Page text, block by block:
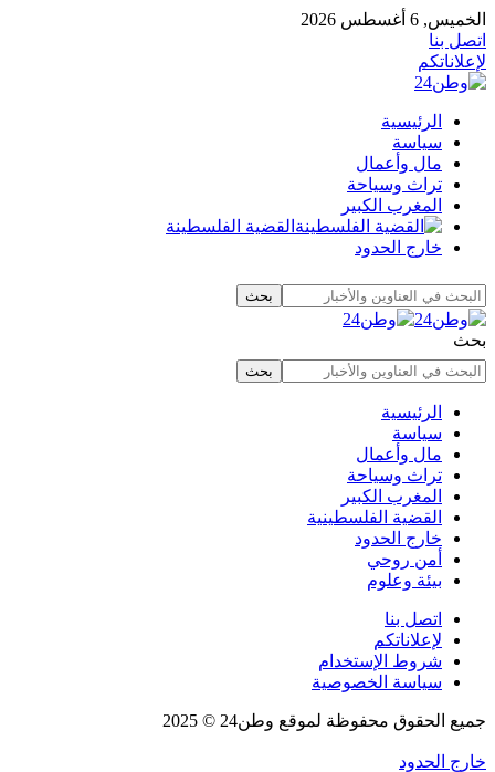
الخميس, 6 أغسطس 2026
اتصل بنا
لإعلاناتكم
الرئيسية
سياسة
مال وأعمال
تراث وسياحة
المغرب الكبير
القضية الفلسطينة
خارج الحدود
بحث
الرئيسية
سياسة
مال وأعمال
تراث وسياحة
المغرب الكبير
القضية الفلسطينية
خارج الحدود
أمن روحي
بيئة وعلوم
اتصل بنا
لإعلاناتكم
شروط الإستخدام
سياسة الخصوصية
جميع الحقوق محفوظة لموقع وطن24 © 2025
خارج الحدود